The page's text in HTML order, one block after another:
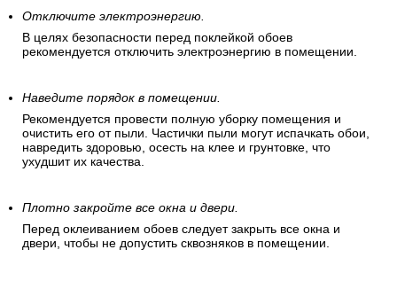
Отключите электроэнергию.
В целях безопасности перед поклейкой обоев
рекомендуется отключить электроэнергию в помещении.
Наведите порядок в помещении.
Рекомендуется провести полную уборку помещения и
очистить его от пыли. Частички пыли могут испачкать обои,
навредить здоровью, осесть на клее и грунтовке, что
ухудшит их качества.
Плотно закройте все окна и двери.
Перед оклеиванием обоев следует закрыть все окна и
двери, чтобы не допустить сквозняков в помещении.